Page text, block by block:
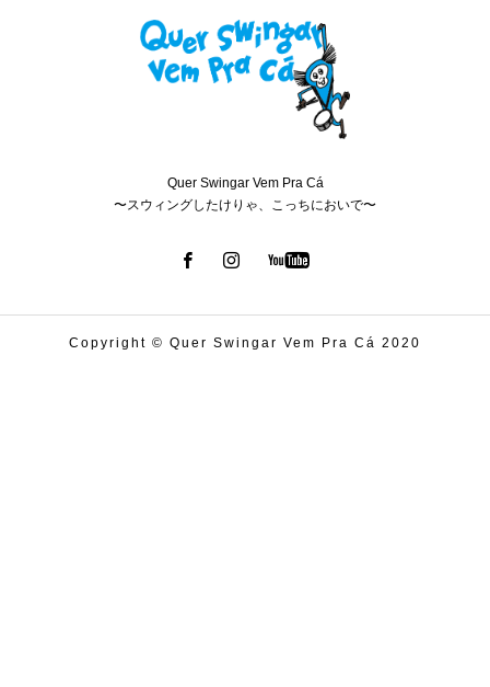
Quer Swingar Vem Pra Cá
〜スウィングしたけりゃ、こっちにおいで〜
Copyright © Quer Swingar Vem Pra Cá 2020